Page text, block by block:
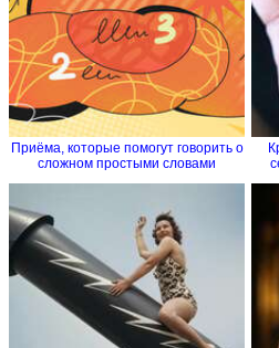
Приёма, которые помогут говорить о
сложном простыми словами